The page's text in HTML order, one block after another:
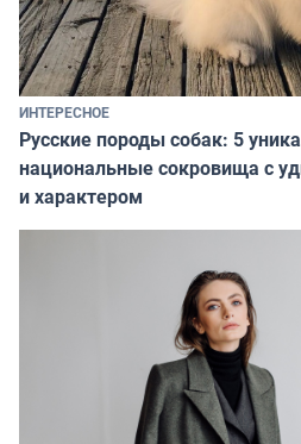
ИНТЕРЕСНОЕ
Русские породы собак: 5
национальные сокровища с
и характером